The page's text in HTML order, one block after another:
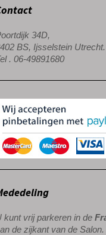
34D,
BS, Ijsselstein Utrecht.
. 06-49891680
kunt vrij parkeren in de
de zijkant van de Salon.